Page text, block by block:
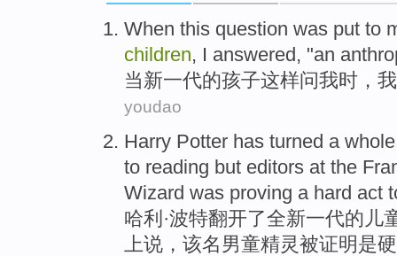
When this question was put to
children, I answered, "an
当新一代的孩子这样问我时， 我
youdao
Harry Potter has turned a
to reading but editors at the
Wizard was proving a hard act
哈利 ·波特翻开了全新一代的 儿
上说 ， 该名男童精灵被证明是硬